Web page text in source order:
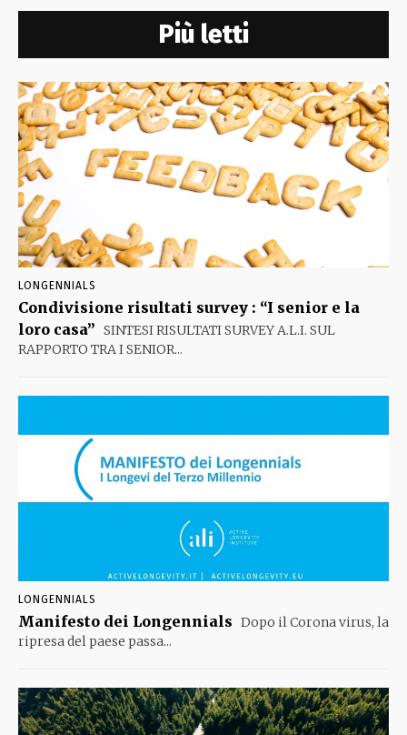
Più letti
LONGENNIALS
Condivisione risultati survey : “I senior e la
loro casa” SINTESI RISULTATI SURVEY A.L.I. SUL
RAPPORTO TRA I SENIOR...
LONGENNIALS
Manifesto dei Longennials Dopo il Corona virus, la
ripresa del paese passa...